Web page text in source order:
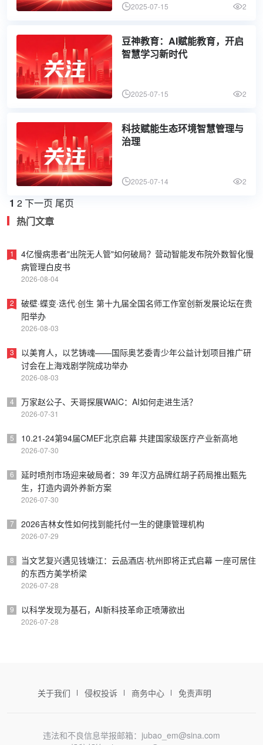
2025-07-15 2
豆神教育：AI赋能教育，开启
智慧学习新时代
2025-07-15 2
科技赋能生态环境智慧管理与
治理
2025-07-14 2
1 2下一页 尾页
热门文章
4亿慢病患者"出院无人管"如何破局？营动智能发布院外数智化慢
病管理白皮书
2026-08-04
1
破壁·蝶变·迭代·创生 第十九届全国名师工作室创新发展论坛在贵
阳举办
2026-08-03
2
以美育人，以艺铸魂——国际奥艺委青少年公益计划项目推广研
讨会在上海戏剧学院成功举办
2026-08-03
3
万家赵公子、天哥探展WAIC：AI如何走进生活？
2026-07-31
4
10.21-24第94届CMEF北京启幕 共建国家级医疗产业新高地
2026-07-30
5
延时喷剂市场迎来破局者：39 年汉方品牌红胡子药局推出甄先
生，打造内调外养新方案
2026-07-30
6
2026吉林女性如何找到能托付一生的健康管理机构
2026-07-29
7
当文艺复兴遇见钱塘江：云品酒店·杭州即将正式启幕 一座可居住
的东西方美学桥梁
2026-07-28
8
以科学发现为基石，AI新科技革命正喷薄欲出
2026-07-28
9
关于我们 侵权投诉 商务中心 免责声明
违法和不良信息举报邮箱：jubao_em@sina.com